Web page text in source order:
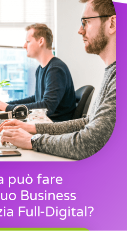
può fare
Business
Full-Digital?